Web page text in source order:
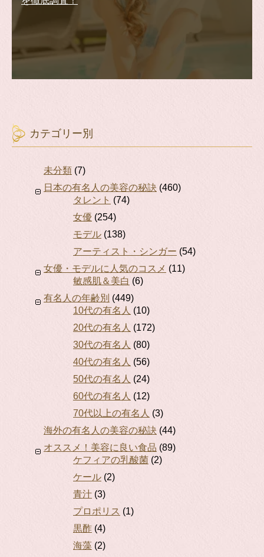
カテゴリー別
未分類 (7)
日本の有名人の美容の秘訣 (460)
タレント (74)
女優 (254)
モデル (138)
アーティスト・シンガー (54)
女優・モデルに人気のコスメ (11)
敏感肌＆美白 (6)
有名人の年齢別 (449)
10代の有名人 (10)
20代の有名人 (172)
30代の有名人 (80)
40代の有名人 (56)
50代の有名人 (24)
60代の有名人 (12)
70代以上の有名人 (3)
海外の有名人の美容の秘訣 (44)
オススメ！美容に良い食品 (89)
ケフィアの乳酸菌 (2)
ケール (2)
青汁 (3)
プロポリス (1)
黒酢 (4)
海藻 (2)